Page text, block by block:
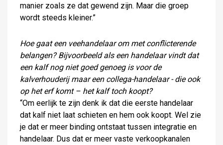
manier zoals ze dat gewend zijn. Maar die groep
wordt steeds kleiner.”
Hoe gaat een veehandelaar om met conflicterende
belangen? Bijvoorbeeld als een handelaar vindt dat
een kalf nog niet goed genoeg is voor de
kalverhouderij maar een collega-handelaar - die ook
op het erf komt – het kalf toch koopt?
“Om eerlijk te zijn denk ik dat die eerste handelaar
dat kalf niet laat schieten en hem ook koopt. Wel zie
je dat er meer binding ontstaat tussen integratie en
handelaar. Dus dat er meer vaste verkoopkanalen